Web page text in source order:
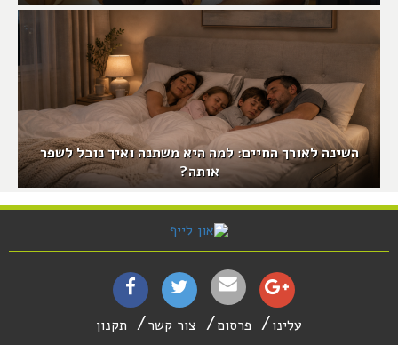
השינה לאורך החיים: למה היא משתנה ואיך נוכל לשפר
אותה?
עלינו פרסום צור קשר תקנון